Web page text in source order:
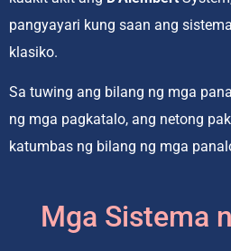
pangyayari kung saan ang
klasiko.
Sa tuwing ang bilang ng mga
ng mga pagkatalo, ang netong
katumbas ng bilang ng mga
Mga Sistema